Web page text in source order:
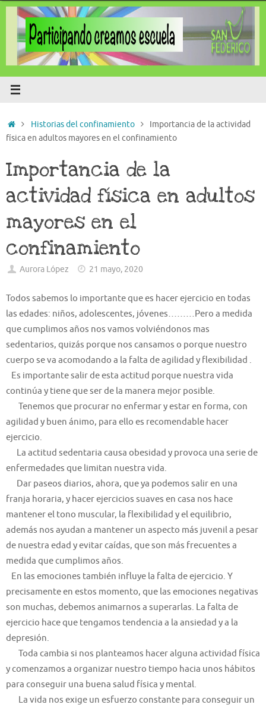
Saltar
contenido
InicioHistorias del confinamiento
Importancia de la actividad
física en adultos mayores en el confinamiento
Importancia de la
actividad física en adultos
mayores en el
confinamiento
Aurora López 21 mayo, 2020
Todos sabemos lo importante que es hacer ejercicio en todas
las edades: niños, adolescentes, jóvenes………Pero a medida
que cumplimos años nos vamos volviéndonos mas
sedentarios, quizás porque nos cansamos o porque nuestro
cuerpo se va acomodando a la falta de agilidad y flexibilidad .
Es importante salir de esta actitud porque nuestra vida
continúa y tiene que ser de la manera mejor posible.
Tenemos que procurar no enfermar y estar en forma, con
agilidad y buen ánimo, para ello es recomendable hacer
ejercicio.
La actitud sedentaria causa obesidad y provoca una serie de
enfermedades que limitan nuestra vida.
Dar paseos diarios, ahora, que ya podemos salir en una
franja horaria, y hacer ejercicios suaves en casa nos hace
mantener el tono muscular, la flexibilidad y el equilibrio,
además nos ayudan a mantener un aspecto más juvenil a pesar
de nuestra edad y evitar caídas, que son más frecuentes a
medida que cumplimos años.
En las emociones también influye la falta de ejercicio. Y
precisamente en estos momento, que las emociones negativas
son muchas, debemos animarnos a superarlas. La falta de
ejercicio hace que tengamos tendencia a la ansiedad y a la
depresión.
Toda cambia si nos planteamos hacer alguna actividad física
y comenzamos a organizar nuestro tiempo hacia unos hábitos
para conseguir una buena salud física y mental.
La vida nos exige un esfuerzo constante para conseguir un